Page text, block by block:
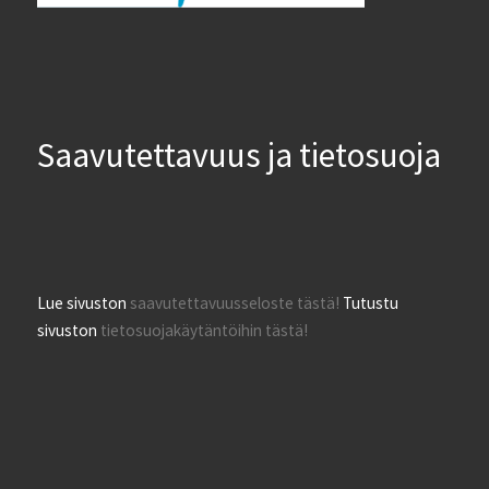
Saavutettavuus ja tietosuoja
Lue sivustonsaavutettavuusseloste tästä! Tutustu
sivuston tietosuojakäytäntöihin tästä!